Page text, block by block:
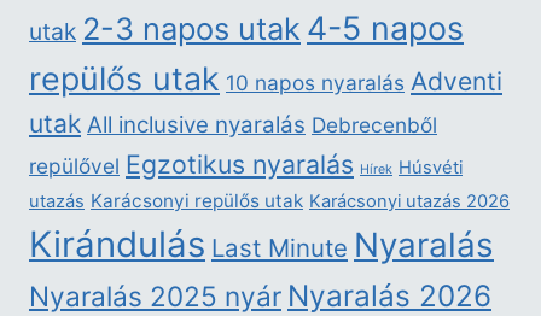
utak 2-3 napos utak 4-5 napos
repülős utak 10 napos nyaralás Adventi
utak All inclusive nyaralás Debrecenből
repülővel Egzotikus nyaralás Hírek Húsvéti
utazás Karácsonyi repülős utak Karácsonyi utazás 2026
Kirándulás Last Minute Nyaralás
Nyaralás 2025 nyár Nyaralás 2026